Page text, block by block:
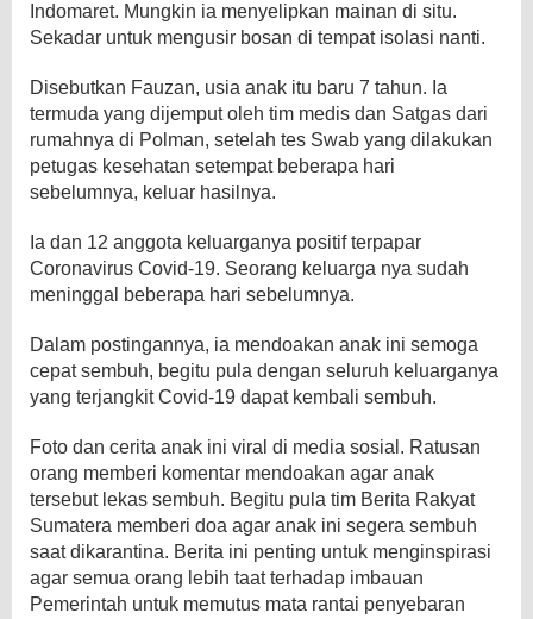
Indomaret. Mungkin ia menyelipkan mainan di situ.
Sekadar untuk mengusir bosan di tempat isolasi nanti.
Disebutkan Fauzan, usia anak itu baru 7 tahun. Ia
termuda yang dijemput oleh tim medis dan Satgas dari
rumahnya di Polman, setelah tes Swab yang dilakukan
petugas kesehatan setempat beberapa hari
sebelumnya, keluar hasilnya.
Ia dan 12 anggota keluarganya positif terpapar
Coronavirus Covid-19. Seorang keluarga nya sudah
meninggal beberapa hari sebelumnya.
Dalam postingannya, ia mendoakan anak ini semoga
cepat sembuh, begitu pula dengan seluruh keluarganya
yang terjangkit Covid-19 dapat kembali sembuh.
Foto dan cerita anak ini viral di media sosial. Ratusan
orang memberi komentar mendoakan agar anak
tersebut lekas sembuh. Begitu pula tim Berita Rakyat
Sumatera memberi doa agar anak ini segera sembuh
saat dikarantina. Berita ini penting untuk menginspirasi
agar semua orang lebih taat terhadap imbauan
Pemerintah untuk memutus mata rantai penyebaran